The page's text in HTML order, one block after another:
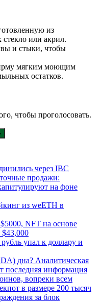
из
стекло или акрил.
и стыки, чтобы
мягким моющим
остатков.
чтобы проголосовать.
через IBC
продажи:
на фоне
из weETH в
NFT на основе
$43,000
упал к доллару и
дна? Аналитическая
последняя информация
вопреки всем
в размере 200 тысяч
за блок